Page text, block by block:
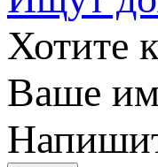
Хотите
Ваше